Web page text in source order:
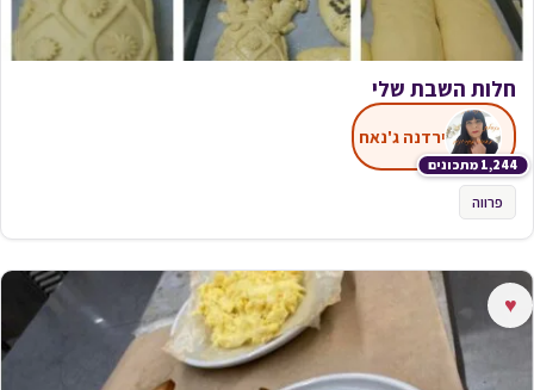
חלות השבת שלי
1,244 מתכונים
ירדנה ג'נאח
פרווה
♥